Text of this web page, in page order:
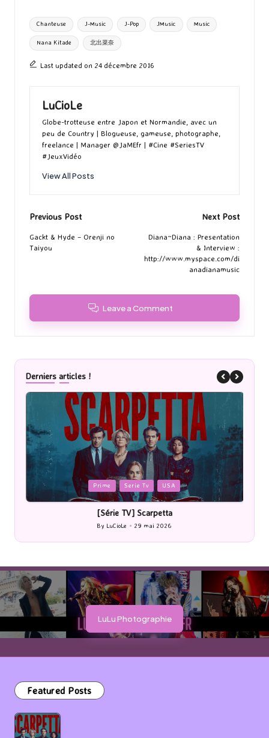
o
o
k
d
o
n
l
ky bl
r
ta
g
er
Tags:
Chanteuse J-Music J-Pop JMusic Music
Nana Kitade 北出菜奈
Last updated on 24 décembre 2016
LuCioLe
Globe-trotteuse entre Japon et Normandie, avec un
peu de Country | Blogueuse, gameuse, photographe,
freelance | Manager @JaMEfr | #Cine #SeriesTV
#JeuxVidéo
View All Posts
Post
navigation
Previous Post
Gackt & Hyde – Orenji no
Taiyou
Next Post
Diana~Diana : Presentation
& Interview :
http://www.myspace.com/di
anadianamusic
Leave a Comment
Derniers articles !
Prime Serie Tv USA
[Série TV] Scarpetta
by
LuCioLe 29 mai 2026
Posted
LuLu Photographie
Featured Posts